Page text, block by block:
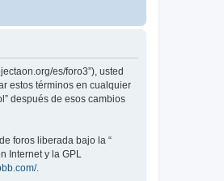
es/foro3”), usted
estos términos en cualquier
después de esos cambios
foros liberada bajo la “
Internet y la GPL
.